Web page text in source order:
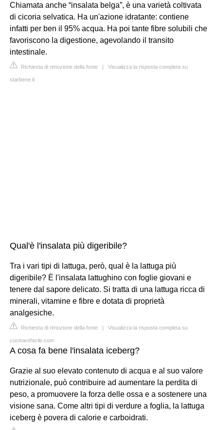
Chiamata anche “insalata belga”, è una varietà coltivata
di cicoria selvatica. Ha un'azione idratante: contiene
infatti per ben il 95% acqua. Ha poi tante fibre solubili che
favoriscono la digestione, agevolando il transito
intestinale.
Richiesta di rimozione della fonte | Visualizza la risposta completa su
starbene.it
Qual'è l'insalata più digeribile?
Tra i vari tipi di lattuga, però, qual è la lattuga più
digeribile? È l'insalata lattughino con foglie giovani e
tenere dal sapore delicato. Si tratta di una lattuga ricca di
minerali, vitamine e fibre e dotata di proprietà
analgesiche.
Richiesta di rimozione della fonte | Visualizza la risposta completa su
cucinarefacile.com
A cosa fa bene l'insalata iceberg?
Grazie al suo elevato contenuto di acqua e al suo valore
nutrizionale, può contribuire ad aumentare la perdita di
peso, a promuovere la forza delle ossa e a sostenere una
visione sana. Come altri tipi di verdure a foglia, la lattuga
iceberg è povera di calorie e carboidrati.